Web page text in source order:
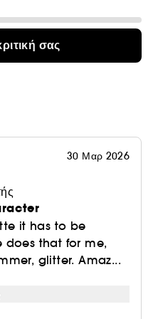
σας
30 Μαρ 2026
it has to be
does that for me,
glitter. Amaz...